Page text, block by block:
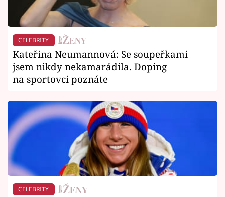
CELEBRITY
Kateřina Neumannová: Se soupeřkami
jsem nikdy nekamarádila. Doping
na sportovci poznáte
CELEBRITY